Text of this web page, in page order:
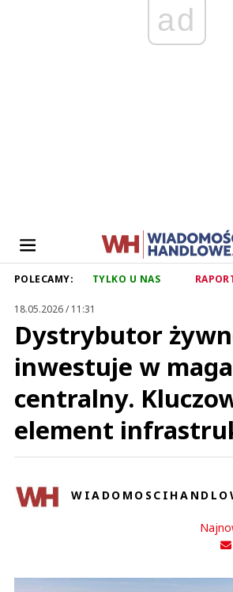
ad
POLECAMY: TYLKO U NAS
18.05.2026 / 11:31
Dystrybutor
inwestuje w
centralny.
element